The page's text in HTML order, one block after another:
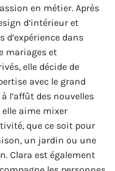
en métier. Après
d’intérieur et
d’expérience dans
mariages et
elle décide de
avec le grand
l’affût des nouvelles
elle aime mixer
que ce soit pour
un jardin ou une
Clara est également